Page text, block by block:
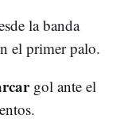
la banda
el primer palo.
gol ante el